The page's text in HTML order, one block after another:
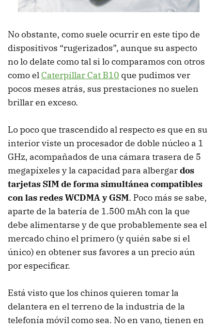
No obstante, como suele ocurrir en este tipo de
dispositivos “rugerizados”, aunque su aspecto
no lo delate como tal si lo comparamos con otros
como el Caterpillar Cat B10 que pudimos ver
pocos meses atrás, sus prestaciones no suelen
brillar en exceso.
Lo poco que trascendido al respecto es que en su
interior viste un procesador de doble núcleo a 1
GHz, acompañados de una cámara trasera de 5
megapíxeles y la capacidad para albergardos
tarjetas SIMde forma simultánea compatibles
con las redesWCDMAyGSM. Poco más se sabe,
aparte de la batería de 1.500 mAh con la que
debe alimentarse y de que probablemente sea el
mercado chino el primero (y quién sabe si el
único) en obtener sus favores a un precio aún
por especificar.
Está visto que los chinos quieren tomar la
delantera en el terreno de la industria de la
telefonía móvil como sea. No en vano, tienen en